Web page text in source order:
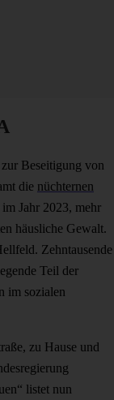
Beseitigung von
die nüchternen
Jahr 2023, mehr
häusliche Gewalt.
Zehntausende
Teil der
im sozialen
zu Hause und
listet nun